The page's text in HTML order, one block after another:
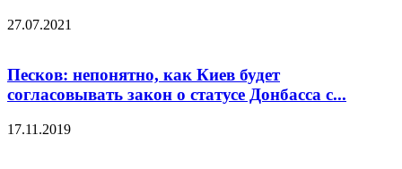
27.07.2021
Песков: непонятно, как Киев будет
согласовывать закон о статусе Донбасса с...
17.11.2019